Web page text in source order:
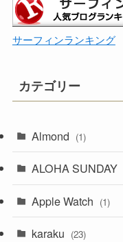
サーフィンランキング
カテゴリー
Almond (1)
ALOHA SUNDAY
Apple Watch (1)
karaku (23)